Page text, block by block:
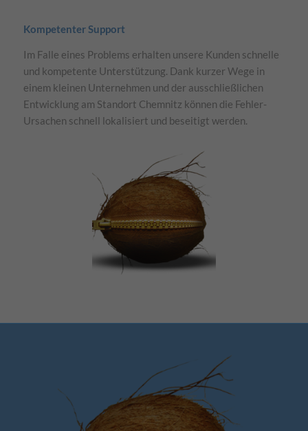
Kompetenter Support
Im Falle eines Problems erhalten unsere Kunden schnelle
und kompetente Unterstützung. Dank kurzer Wege in
einem kleinen Unternehmen und der ausschließlichen
Entwicklung am Standort Chemnitz können die Fehler-
Ursachen schnell lokalisiert und beseitigt werden.